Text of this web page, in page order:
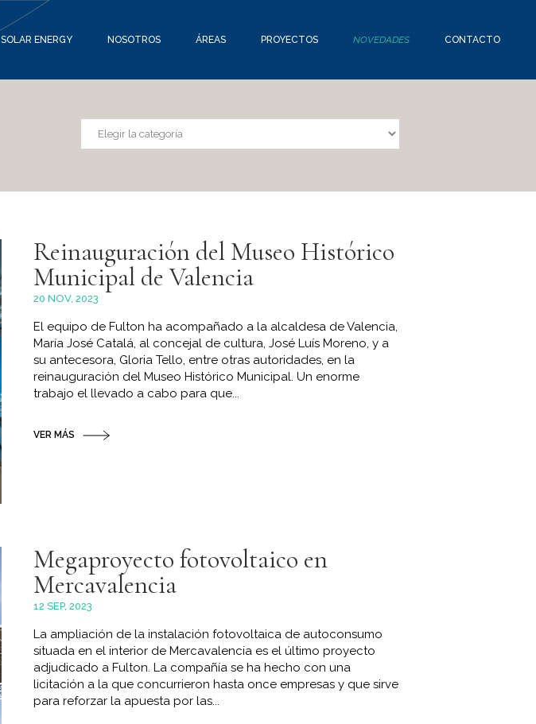
SOLAR ENERGY NOSOTROS ÁREAS PROYECTOS NOVEDADES CONTACTO
Reinauguración del Museo Histórico
Municipal de Valencia
20 NOV, 2023
El equipo de Fulton ha acompañado a la alcaldesa de Valencia,
María José Catalá, al concejal de cultura, José Luís Moreno, y a
su antecesora, Gloria Tello, entre otras autoridades, en la
reinauguración del Museo Histórico Municipal. Un enorme
trabajo el llevado a cabo para que...
VER MÁS
Megaproyecto fotovoltaico en
Mercavalencia
12 SEP, 2023
La ampliación de la instalación fotovoltaica de autoconsumo
situada en el interior de Mercavalencia es el último proyecto
adjudicado a Fulton. La compañía se ha hecho con una
licitación a la que concurrieron hasta once empresas y que sirve
para reforzar la apuesta por las...